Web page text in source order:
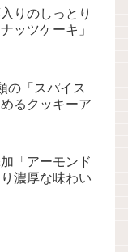
りのしっとり
ッツケーキ」
の「スパイス
るクッキーア
「アーモンド
濃厚な味わい